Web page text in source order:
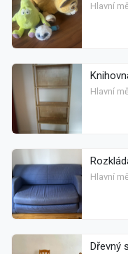
Hlavní
Hlavní
Hlavní
Dřevný